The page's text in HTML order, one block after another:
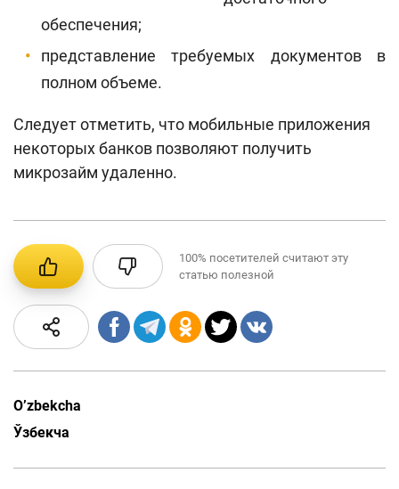
обеспечения;
представление требуемых документов в
полном объеме.
Следует отметить, что мобильные приложения
некоторых банков позволяют получить
микрозайм удаленно.
100% посетителей считают эту
статью полезной
O’zbekcha
Ўзбекча